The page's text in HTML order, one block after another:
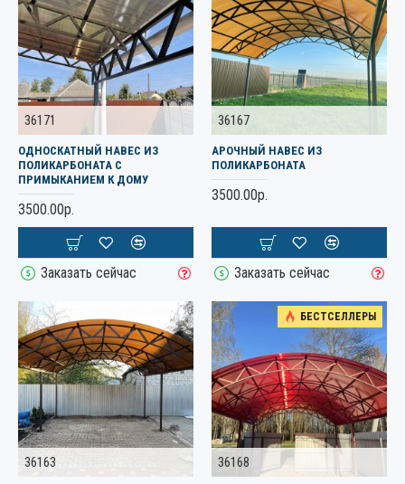
36171
ОДНОСКАТНЫЙ НАВЕС ИЗ
ПОЛИКАРБОНАТА С
ПРИМЫКАНИЕМ К ДОМУ
3500.00р.
Заказать сейчас
36167
АРОЧНЫЙ НАВЕС ИЗ
ПОЛИКАРБОНАТА
3500.00р.
Заказать сейчас
36163
БЕСТСЕЛЛЕРЫ
36168